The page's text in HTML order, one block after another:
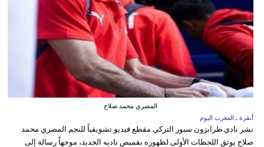
المصري محمد صلاح
أنقرة ـ المغرب اليوم
نشر نادي طرابزون سبور التركي مقطع فيديو تشويقياً للنجم المصري محمد
صلاح يوثق اللحظات الأولى لظهوره بقميص ناديه الجديد، موجهاً رسالة إلى